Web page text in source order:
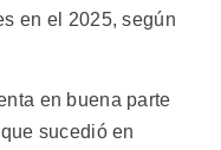
en el 2025, según
en buena parte
sucedió en